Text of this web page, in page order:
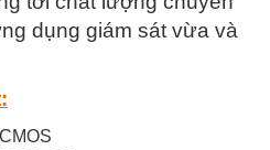
dụng giám sát vừa và